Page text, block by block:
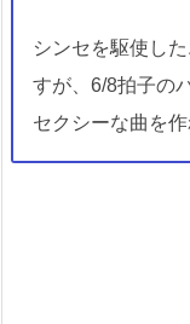
シンセを駆使し
すが、6/8拍子の
セクシーな曲を